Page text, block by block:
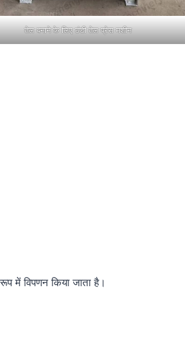
तेल बनाने के लिए ठंडी तेल प्रेस मशीन
में विपणन किया जाता है।